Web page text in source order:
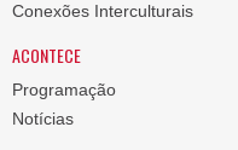
Conexões Interculturais
ACONTECE
Programação
Notícias